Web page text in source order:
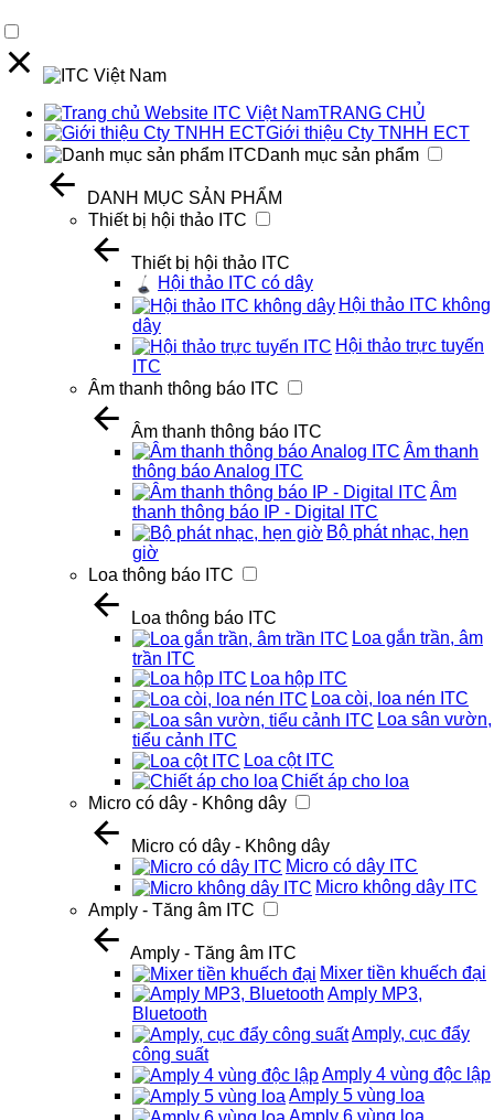
TRANG CHỦ
Giới thiệu Cty TNHH ECT
Danh mục sản phẩm
DANH MỤC SẢN PHẨM
Thiết bị hội thảo ITC
Thiết bị hội thảo ITC
Hội thảo ITC có dây
Hội thảo ITC không
dây
Hội thảo trực tuyến
ITC
Âm thanh thông báo ITC
Âm thanh thông báo ITC
Âm thanh
thông báo Analog ITC
Âm
thanh thông báo IP - Digital ITC
Bộ phát nhạc, hẹn
giờ
Loa thông báo ITC
Loa thông báo ITC
Loa gắn trần, âm
trần ITC
Loa hộp ITC
Loa còi, loa nén ITC
Loa sân vườn,
tiểu cảnh ITC
Loa cột ITC
Chiết áp cho loa
Micro có dây - Không dây
Micro có dây - Không dây
Micro có dây ITC
Micro không dây ITC
Amply - Tăng âm ITC
Amply - Tăng âm ITC
Mixer tiền khuếch đại
Amply MP3,
Bluetooth
Amply, cục đẩy
công suất
Amply 4 vùng độc lập
Amply 5 vùng loa
Amply 6 vùng loa